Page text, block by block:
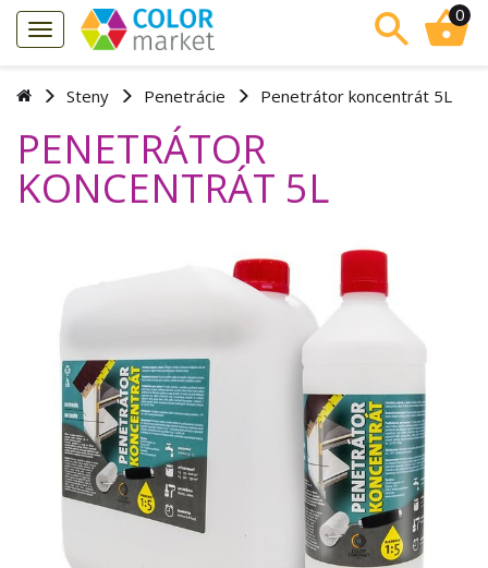
0
Steny Penetrácie Penetrátor koncentrát 5L
PENETRÁTOR
KONCENTRÁT 5L